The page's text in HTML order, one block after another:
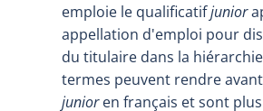
emploie le qualificatifjunior
appellation d'emploi pour
du titulaire dans la
termes peuvent rendre
junioren français et sont